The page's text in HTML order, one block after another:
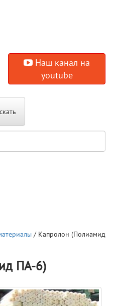
Наш канал на
youtube
/ Капролон (Полиамид
ПА-6)